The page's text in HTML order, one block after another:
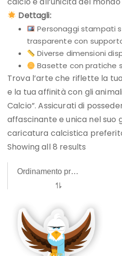
Dettagli:
Personaggi stampati
trasparente con
Diverse dimensioni
Basette con pratiche
Trova l’arte che riflette la
e la tua affinità con gli
Calcio”. Assicurati di
affascinante e unica nel suo
caricatura calcistica
Showing all 8 results